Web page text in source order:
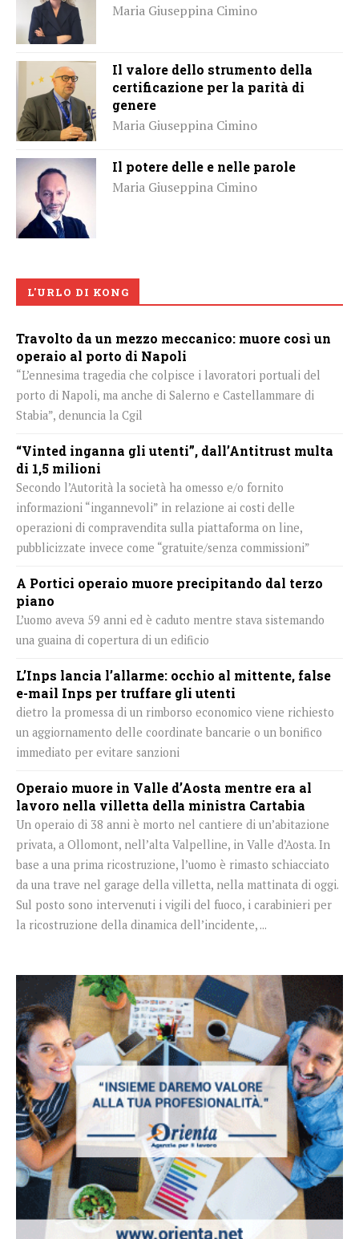
Maria Giuseppina Cimino
Il valore dello strumento della
certificazione per la parità di
genere
Maria Giuseppina Cimino
Il potere delle e nelle parole
Maria Giuseppina Cimino
L'URLO DI KONG
Travolto da un mezzo meccanico: muore così un
operaio al porto di Napoli
“L’ennesima tragedia che colpisce i lavoratori portuali del
porto di Napoli, ma anche di Salerno e Castellammare di
Stabia”, denuncia la Cgil
“Vinted inganna gli utenti”, dall’Antitrust multa
di 1,5 milioni
Secondo l’Autorità la società ha omesso e/o fornito
informazioni “ingannevoli” in relazione ai costi delle
operazioni di compravendita sulla piattaforma on line,
pubblicizzate invece come “gratuite/senza commissioni”
A Portici operaio muore precipitando dal terzo
piano
L’uomo aveva 59 anni ed è caduto mentre stava sistemando
una guaina di copertura di un edificio
L’Inps lancia l’allarme: occhio al mittente, false
e-mail Inps per truffare gli utenti
dietro la promessa di un rimborso economico viene richiesto
un aggiornamento delle coordinate bancarie o un bonifico
immediato per evitare sanzioni
Operaio muore in Valle d’Aosta mentre era al
lavoro nella villetta della ministra Cartabia
Un operaio di 38 anni è morto nel cantiere di un’abitazione
privata, a Ollomont, nell’alta Valpelline, in Valle d’Aosta. In
base a una prima ricostruzione, l’uomo è rimasto schiacciato
da una trave nel garage della villetta, nella mattinata di oggi.
Sul posto sono intervenuti i vigili del fuoco, i carabinieri per
la ricostruzione della dinamica dell’incidente, ...